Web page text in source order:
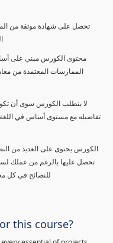
تحصل على شهادة موثقة من
محتوى الكورس مبني على
الممارسات المعتمدة من معاهد
لا يتطلب الكورس سوى أن
تفاصيله مع مستوى أساس في اللغة
الكورس يحتوى على العديد من
تحصل عليها بالرغم من عملك
للنصائح في كل
this course?